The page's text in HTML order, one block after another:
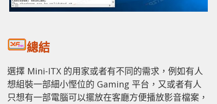
總結
選擇 Mini-ITX 的用家或者有不同的需求，例如有人
想組裝一部細小慳位的 Gaming 平台，又或者有人
只想有一部電腦可以擺放在客廳方便播放影音檔案，